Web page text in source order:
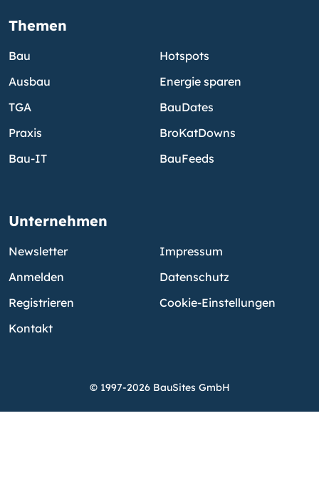
Themen
Bau
Ausbau
TGA
Praxis
Bau-IT
Hotspots
Energie sparen
BauDates
BroKatDowns
BauFeeds
Unternehmen
Newsletter
Anmelden
Registrieren
Kontakt
Impressum
Datenschutz
Cookie-Einstellungen
© 1997-2026 BauSites GmbH